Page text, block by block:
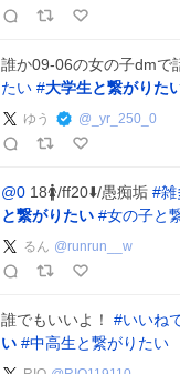
誰か09-06の女の子dmで
たい #大学生と繋がりた
ゆう @ _yr_250_0
@0 18🚺/ff20⬇️/愚痴垢 #雑
と繋がりたい #女の子と
るん @runrun__w
誰でもいいよ！ #いいね
い #中高生と繋がりたい